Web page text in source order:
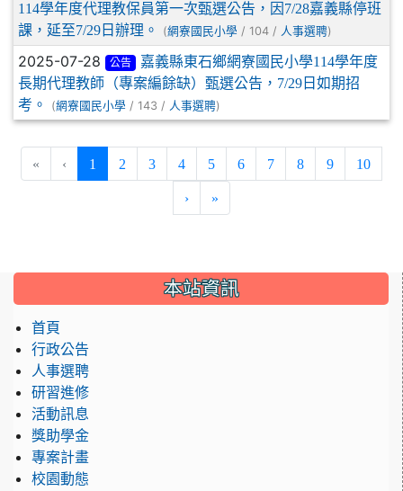
114學年度代理教保員第一次甄選公告，因7/28嘉義縣停班
課，延至7/29日辦理。
(網寮國民小學 / 104 / 人事選聘)
2025-07-28 公告
嘉義縣東石鄉網寮國民小學114學年度
長期代理教師（專案編餘缺）甄選公告，7/29日如期招
考。
(網寮國民小學 / 143 / 人事選聘)
« ‹ 1 (current)
2 3 4 5 6 7 8 9 10
› »
::: 本站資訊
首頁
行政公告
人事選聘
研習進修
活動訊息
獎助學金
專案計畫
校園動態